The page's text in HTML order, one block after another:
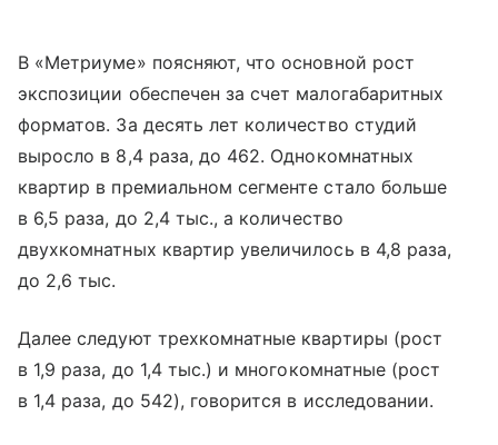
В «Метриуме» поясняют, что основной рост
экспозиции обеспечен за счет малогабаритных
форматов. За десять лет количество студий
выросло в 8,4 раза, до 462. Однокомнатных
квартир в премиальном сегменте стало больше
в 6,5 раза, до 2,4 тыс., а количество
двухкомнатных квартир увеличилось в 4,8 раза,
до 2,6 тыс.
Далее следуют трехкомнатные квартиры (рост
в 1,9 раза, до 1,4 тыс.) и многокомнатные (рост
в 1,4 раза, до 542), говорится в исследовании.